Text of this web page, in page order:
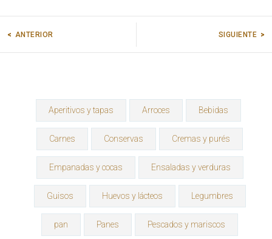
ANTERIOR SIGUIENTE
Aperitivos y tapas Arroces Bebidas
Carnes Conservas Cremas y purés
Empanadas y cocas Ensaladas y verduras
Guisos Huevos y lácteos Legumbres
pan Panes Pescados y mariscos